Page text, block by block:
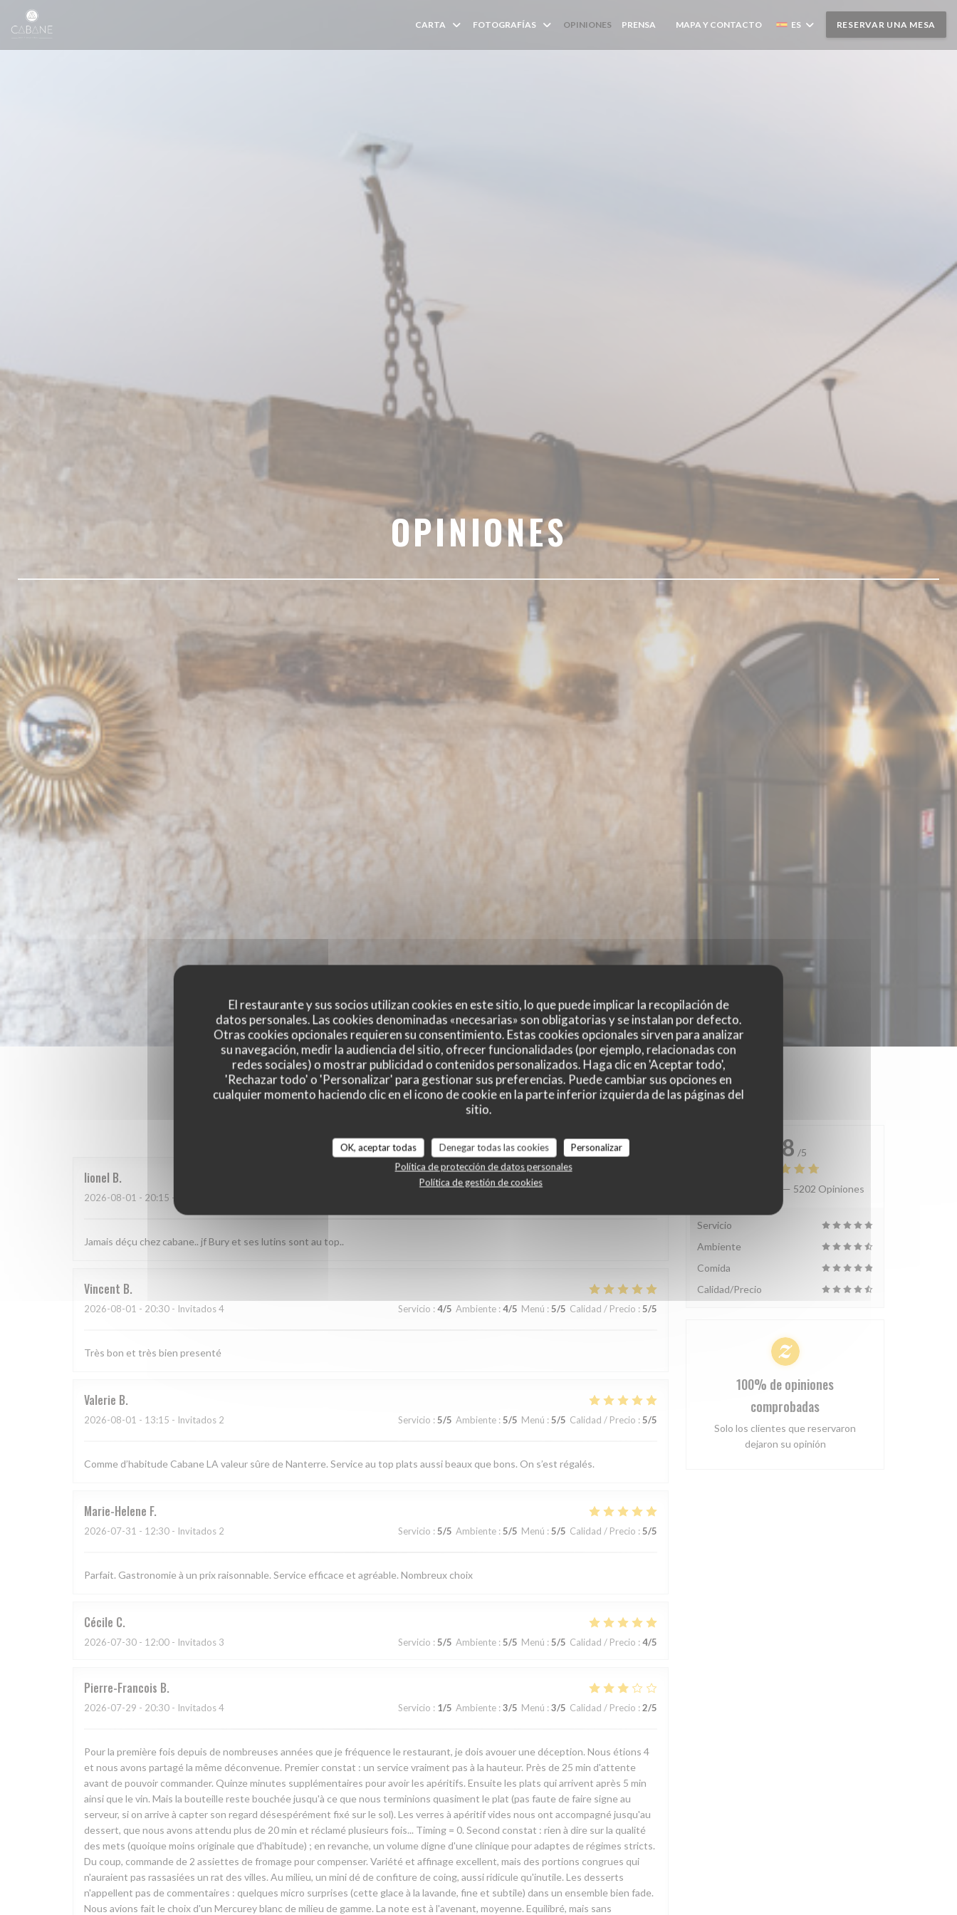
Personalización de sus opciones de cookies
El restaurante y sus socios utilizan cookies en este sitio, lo que puede implicar la recopilación de
datos personales. Las cookies denominadas «necesarias» son obligatorias y se instalan por defecto.
Otras cookies opcionales requieren su consentimiento. Estas cookies opcionales sirven para analizar
su navegación, medir la audiencia del sitio, ofrecer funcionalidades (por ejemplo, relacionadas con
redes sociales) o mostrar publicidad o contenidos personalizados. Haga clic en 'Aceptar todo',
'Rechazar todo' o 'Personalizar' para gestionar sus preferencias. Puede cambiar sus opciones en
cualquier momento haciendo clic en el icono de cookie en la parte inferior izquierda de las páginas del
sitio.
OK, aceptar todas Denegar todas las cookies
Personalizar
Política de protección de datos personales
Política de gestión de cookies
CARTA FOTOGRAFÍAS OPINIONES PRENSA ((ABRE EN UNA NUEVA VENTANA))
MAPA Y CONTACTO ES RESERVAR UNA MESA
OPINIONES
Las opiniones de nuestros clientes
lionel B
2026-08-01 - 20:15 - Invitados 2
Jamais déçu chez cabane.. jf Bury et ses lutins sont au top..
Vincent B
2026-08-01 - 20:30 - Invitados 4 Servicio : 4/5 Ambiente : 4/5 Menú : 5/5 Calidad / Precio : 5/5
Très bon et très bien presenté
Valerie B
2026-08-01 - 13:15 - Invitados 2 Servicio : 5/5 Ambiente : 5/5 Menú : 5/5 Calidad / Precio : 5/5
Comme d’habitude Cabane LA valeur sûre de Nanterre. Service au top plats aussi beaux que bons. On s’est régalés.
Marie-Helene F
2026-07-31 - 12:30 - Invitados 2 Servicio : 5/5 Ambiente : 5/5 Menú : 5/5 Calidad / Precio : 5/5
Parfait. Gastronomie à un prix raisonnable. Service efficace et agréable. Nombreux choix
Cécile C
2026-07-30 - 12:00 - Invitados 3 Servicio : 5/5 Ambiente : 5/5 Menú : 5/5 Calidad / Precio : 4/5
Pierre-Francois B
2026-07-29 - 20:30 - Invitados 4 Servicio : 1/5 Ambiente : 3/5 Menú : 3/5 Calidad / Precio : 2/5
Pour la première fois depuis de nombreuses années que je fréquence le restaurant, je dois avouer une déception. Nous étions 4
et nous avons partagé la même déconvenue. Premier constat : un service vraiment pas à la hauteur. Près de 25 min d'attente
avant de pouvoir commander. Quinze minutes supplémentaires pour avoir les apéritifs. Ensuite les plats qui arrivent après 5 min
ainsi que le vin. Mais la bouteille reste bouchée jusqu'à ce que nous terminions quasiment le plat (pas faute de faire signe au
serveur, si on arrive à capter son regard désespérément fixé sur le sol). Les verres à apéritif vides nous ont accompagné jusqu'au
dessert, que nous avons attendu plus de 20 min et réclamé plusieurs fois... Timing = 0. Second constat : rien à dire sur la qualité
des mets (quoique moins originale que d'habitude) ; en revanche, un volume digne d'une clinique pour adaptes de régimes stricts.
Du coup, commande de 2 assiettes de fromage pour compenser. Variété et affinage excellent, mais des portions congrues qui
n'auraient pas rassasiées un rat des villes. Au milieu, un mini dé de confiture de coing, aussi ridicule qu'inutile. Les desserts
n'appellent pas de commentaires : quelques micro surprises (cette glace à la lavande, fine et subtile) dans un ensemble bien fade.
Nous avions fait le choix d'un Mercurey blanc de milieu de gamme. La note est à l'avenant, moyenne. Equilibré, mais sans
4.8 /5
Valoración media — 5202 Opiniones
Servicio
Ambiente
Comida
Calidad/Precio
100% de opiniones
comprobadas
Solo los clientes que reservaron
dejaron su opinión